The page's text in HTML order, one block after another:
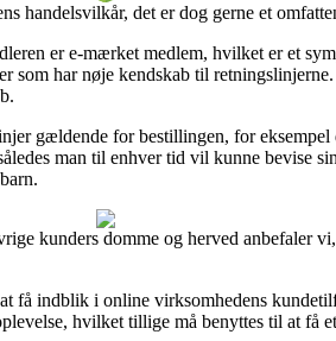
handelsvilkår, det er dog gerne et
er e-mærket medlem, hvilket er et
som har nøje kendskab til
gældende for bestillingen, for
man til enhver tid vil kunne bevise
kunders domme og herved anbefaler
få indblik i online virksomhedens
hvilket tillige må benyttes til at få